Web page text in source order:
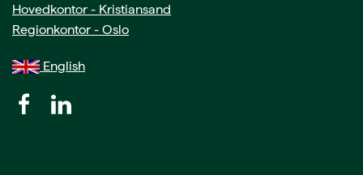
Hovedkontor - Kristiansand
Regionkontor - Oslo
English